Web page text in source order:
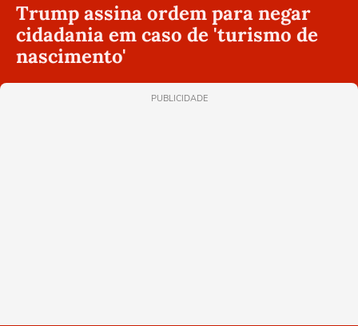
Trump assina ordem para negar
cidadania em caso de 'turismo de
nascimento'
PUBLICIDADE